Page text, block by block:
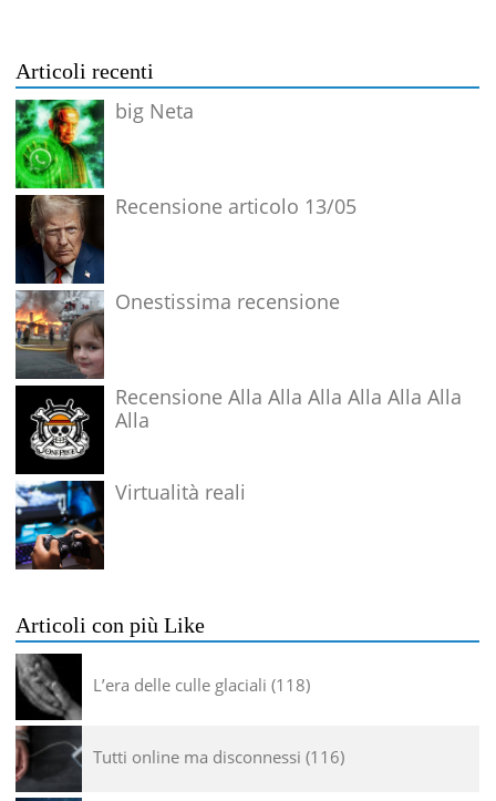
Articoli recenti
big Neta
Recensione articolo 13/05
Onestissima recensione
Recensione Alla Alla Alla Alla Alla Alla
Alla
Virtualità reali
Articoli con più Like
L’era delle culle glaciali 118
Tutti online ma disconnessi 116